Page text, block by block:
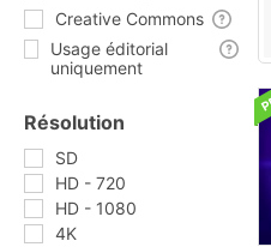
Creative Commons
Usage éditorial
uniquement
Résolution
SD
HD - 720
HD - 1080
4K